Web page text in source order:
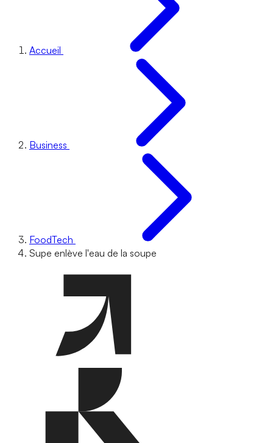
Accueil
Business
FoodTech
Supe enlève l'eau de la soupe